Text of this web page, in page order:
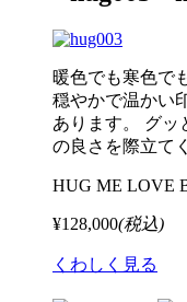
暖色でも寒色で
穏やかで温かい
あります。 グッ
の良さを際立て
HUG ME LOVE
¥128,000(税込)
くわしく見る